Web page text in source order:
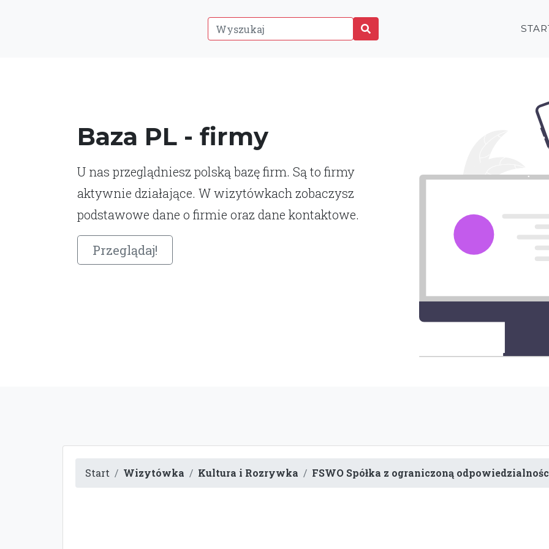
Baza PL - firmy
U nas przeglądniesz polską bazę firm. Są to firmy
aktywnie działające. W wizytówkach zobaczysz
podstawowe dane o firmie oraz dane kontaktowe.
Przeglądaj!
Start Wizytówka Kultura i Rozrywka FSWO Spółka z ograniczoną